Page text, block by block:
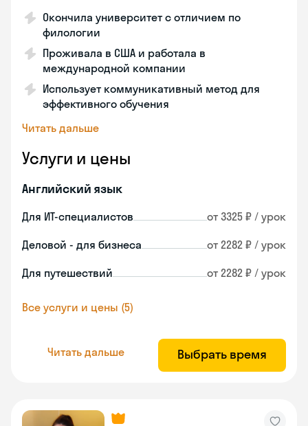
Окончила университет с отличием по
филологии
Проживала в США и работала в
международной компании
Использует коммуникативный метод для
эффективного обучения
Читать дальше
Услуги и цены
Английский язык
Для ИТ-специалистов от 3325 ₽ / урок
Деловой - для бизнеса от 2282 ₽ / урок
Для путешествий от 2282 ₽ / урок
Все услуги и цены (5)
Читать дальше Выбрать время